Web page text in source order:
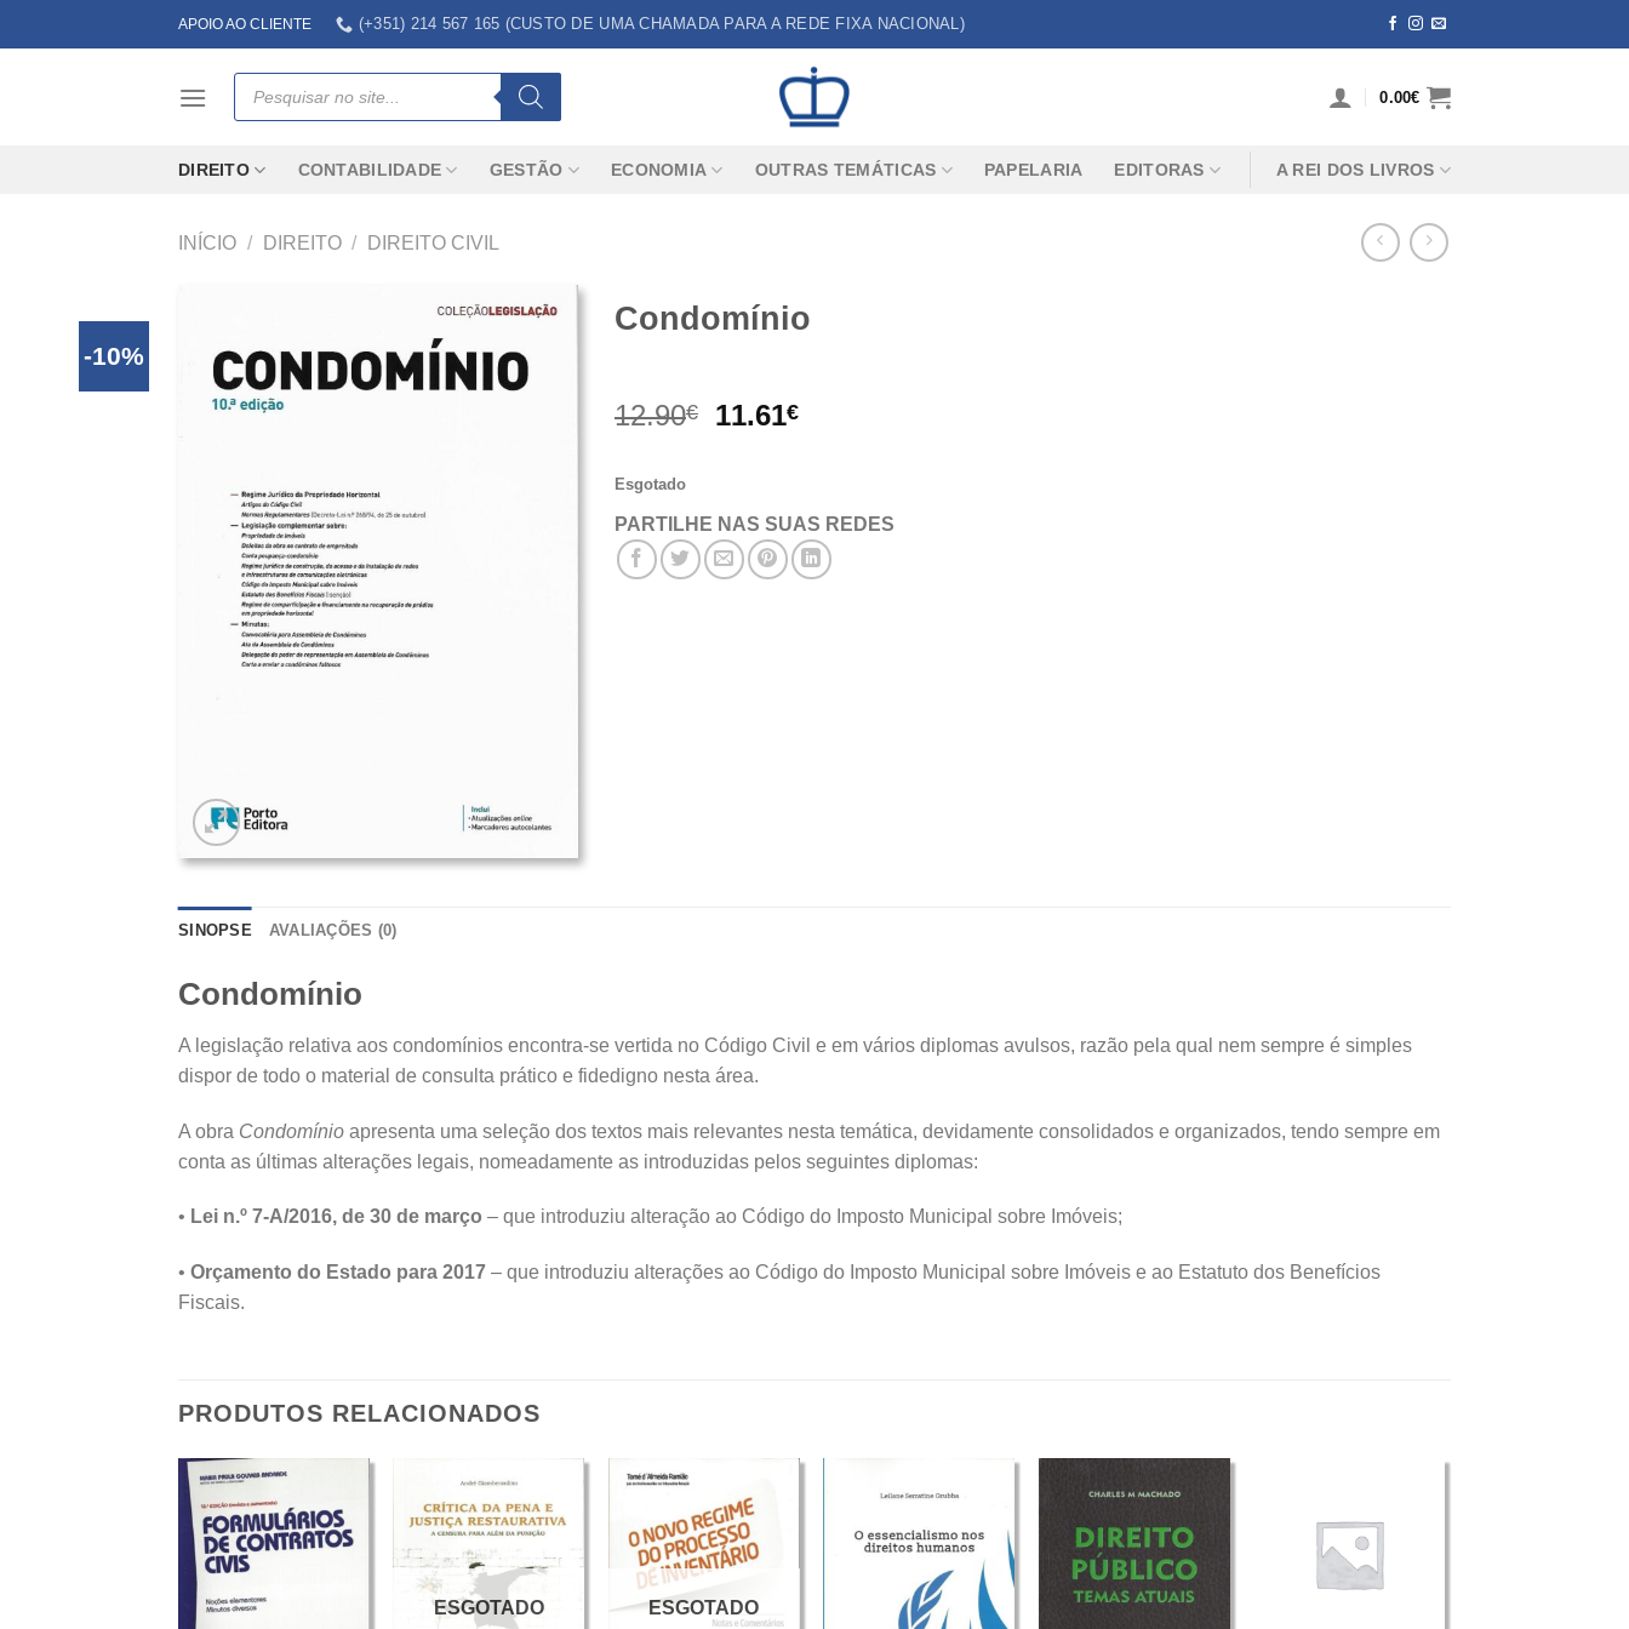
to
APOIO AO CLIENTE (+351) 214 567 165 (CUSTO DE UMA CHAMADA PARA A REDE FIXA NACIONAL)
Products
search
0.00€
DIREITO CONTABILIDADE GESTÃO ECONOMIA OUTRAS TEMÁTICAS PAPELARIA EDITORAS A REI DOS LIVROS
INÍCIO / DIREITO / DIREITO CIVIL
-10%
Condomínio
12.90€
O
12.90€.
11.61€O
11.61€.
Esgotado
PARTILHE NAS SUAS REDES
SINOPSE AVALIAÇÕES (0)
Condomínio
A legislação relativa aos condomínios encontra-se vertida no Código Civil e em vários diplomas avulsos, razão pela qual nem sempre é simples
dispor de todo o material de consulta prático e fidedigno nesta área.
A obra Condomínio apresenta uma seleção dos textos mais relevantes nesta temática, devidamente consolidados e organizados, tendo sempre em
conta as últimas alterações legais, nomeadamente as introduzidas pelos seguintes diplomas:
• Lei n.º 7-A/2016, de 30 de março – que introduziu alteração ao Código do Imposto Municipal sobre Imóveis;
• Orçamento do Estado para 2017 – que introduziu alterações ao Código do Imposto Municipal sobre Imóveis e ao Estatuto dos Benefícios
Fiscais.
PRODUTOS RELACIONADOS
ESGOTADO ESGOTADO